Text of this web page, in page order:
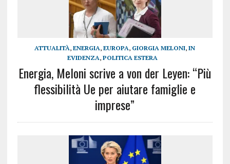
ATTUALITÀ,ENERGIA,EUROPA, GIORGIA MELONI,IN
EVIDENZA, POLITICA ESTERA
Energia, Meloni scrive a von der Leyen: “Più
flessibilità Ue per aiutare famiglie e
imprese”